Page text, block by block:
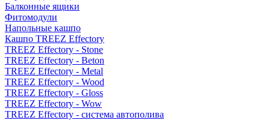
Балконные ящики
Фитомодули
Напольные кашпо
Кашпо TREEZ Effectory
TREEZ Effectory - Stone
TREEZ Effectory - Beton
TREEZ Effectory - Metal
TREEZ Effectory - Wood
TREEZ Effectory - Gloss
TREEZ Effectory - Wow
TREEZ Effectory - система автополива